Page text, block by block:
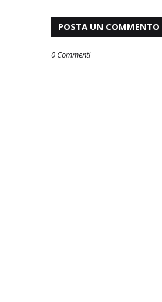
POSTA UN COMMENTO
0 Commenti